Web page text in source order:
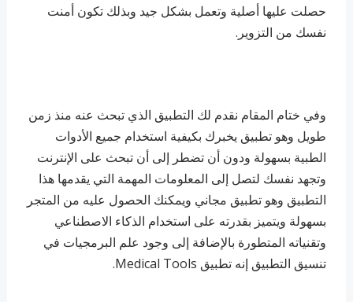
حصلت عليها أصلية وتعمل بشكل جيد وبذلك تكون أمنت
نفسك من التزوير.
وفي ختام المقام نقدم لك التطبيق الذي تبحث عنه منذ زمن
طويل وهو تطبيق يخبرك بكيفية استخدام جميع الأدوات
الطبية بسهولة ودون أن تضطر إلى أن تبحث على الإنترنت
وتجهد نفسك لتصل إلى المعلومات المهمة التي يقدمها هذا
التطبيق وهو تطبيق مجاني ويمكنك الحصول عليه من المتجر
بسهولة ويتميز بقدرته على استخدام الذكاء الاصطناعي
وتقنياته المتطورة بالإضافة إلى وجود علم البرمجيات في
تنسيق التطبيق إنه تطبيق Medical Tools.